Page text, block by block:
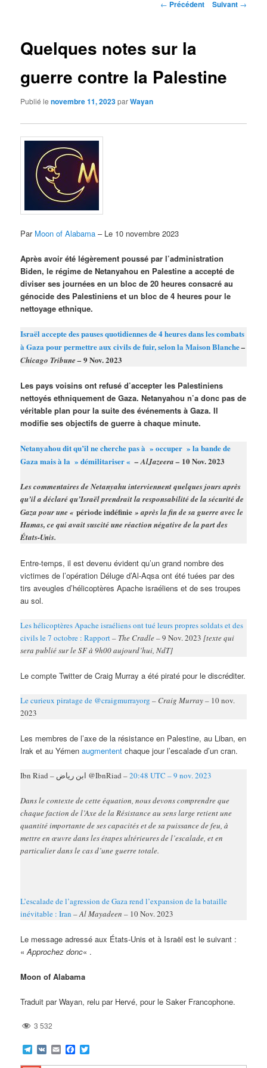
Navigation
← Précédent Suivant →
Quelques notes sur la
guerre contre la Palestine
Publié lenovembre 11, 2023parWayan
Par Moon of Alabama – Le 10 novembre 2023
Après avoir été légèrement poussé par l’administration
Biden, le régime de Netanyahou en Palestine a accepté de
diviser ses journées en un bloc de 20 heures consacré au
génocide des Palestiniens et un bloc de 4 heures pour le
nettoyage ethnique.
Israël accepte des pauses quotidiennes de 4 heures dans les combats
à Gaza pour permettre aux civils de fuir, selon la Maison Blanche–
Chicago Tribune –9 Nov. 2023
Les pays voisins ont refusé d’accepter les Palestiniens
nettoyés ethniquement de Gaza. Netanyahou n’a donc pas de
véritable plan pour la suite des événements à Gaza. Il
modifie ses objectifs de guerre à chaque minute.
Netanyahou dit qu’il ne cherche pas à » occuper » la bande de
Gaza mais à la » démilitariser « – AlJazeera – 10 Nov. 2023
Les commentaires de Netanyahu interviennent quelques jours après
qu’il a déclaré qu’Israël prendrait la responsabilité de la sécurité de
Gaza pour une «période indéfinie » après la fin de sa guerre avec le
Hamas, ce qui avait suscité une réaction négative de la part des
États-Unis.
Entre-temps, il est devenu évident qu’un grand nombre des
victimes de l’opération Déluge d’Al-Aqsa ont été tuées par des
tirs aveugles d’hélicoptères Apache israéliens et de ses troupes
au sol.
Les hélicoptères Apache israéliens ont tué leurs propres soldats et des
civils le 7 octobre : Rapport– The Cradle –9 Nov. 2023[texte qui
sera publié sur le SF à 9h00 aujourd’hui, NdT]
Le compte Twitter de Craig Murray a été piraté pour le discréditer.
Le curieux piratage de @craigmurrayorg – Craig Murray – 10 nov.
2023
Les membres de l’axe de la résistance en Palestine, au Liban, en
Irak et au Yémenaugmentent chaque jour l’escalade d’un cran.
Ibn Riad – ابن رياض @IbnRiad –20:48 UTC – 9 nov. 2023
Dans le contexte de cette équation, nous devons comprendre que
chaque faction de l’Axe de la Résistance au sens large retient une
quantité importante de ses capacités et de sa puissance de feu, à
mettre en œuvre dans les étapes ultérieures de l’escalade, et en
particulier dans le cas d’une guerre totale.
L’escalade de l’agression de Gaza rend l’expansion de la bataille
inévitable : Iran – Al Mayadeen – 10 Nov. 2023
Le message adressé aux États-Unis et à Israël est le suivant :
«Approchez donc« .
Moon of Alabama
Traduit par Wayan, relu par Hervé, pour le Saker Francophone.
3 532
Telegram
VK EmailFacebook